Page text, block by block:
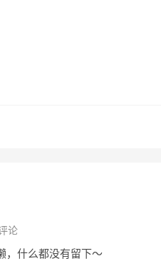
论
，什么都没有留下～